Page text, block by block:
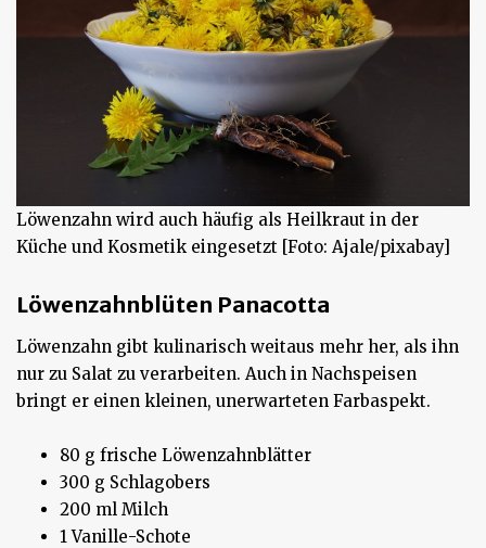
Löwenzahn wird auch häufig als Heilkraut in der
Küche und Kosmetik eingesetzt [Foto: Ajale/pixabay]
Löwenzahnblüten Panacotta
Löwenzahn gibt kulinarisch weitaus mehr her, als ihn
nur zu Salat zu verarbeiten. Auch in Nachspeisen
bringt er einen kleinen, unerwarteten Farbaspekt.
80 g frische Löwenzahnblätter
300 g Schlagobers
200 ml Milch
1 Vanille-Schote